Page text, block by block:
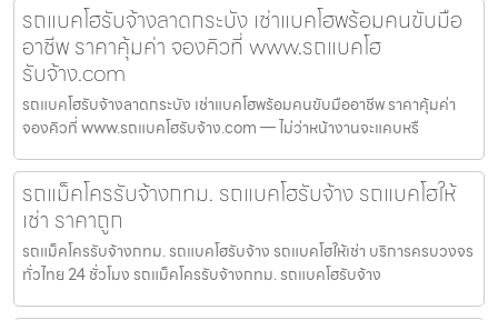
รถแบคโฮรับจ้างลาดกระบัง เช่าแบคโฮพร้อมคนขับมือ
อาชีพ ราคาคุ้มค่า จองคิวที่ www.รถแบคโฮ
รับจ้าง.com
รถแบคโฮรับจ้างลาดกระบัง เช่าแบคโฮพร้อมคนขับมืออาชีพ ราคาคุ้มค่า
จองคิวที่ www.รถแบคโฮรับจ้าง.com — ไม่ว่าหน้างานจะแคบหรื
รถแม็คโครรับจ้างกทม. รถแบคโฮรับจ้าง รถแบคโฮให้
เช่า ราคาถูก
รถแม็คโครรับจ้างกทม. รถแบคโฮรับจ้าง รถแบคโฮให้เช่า บริการครบวงจร
ทั่วไทย 24 ชั่วโมง รถแม็คโครรับจ้างกทม. รถแบคโฮรับจ้าง